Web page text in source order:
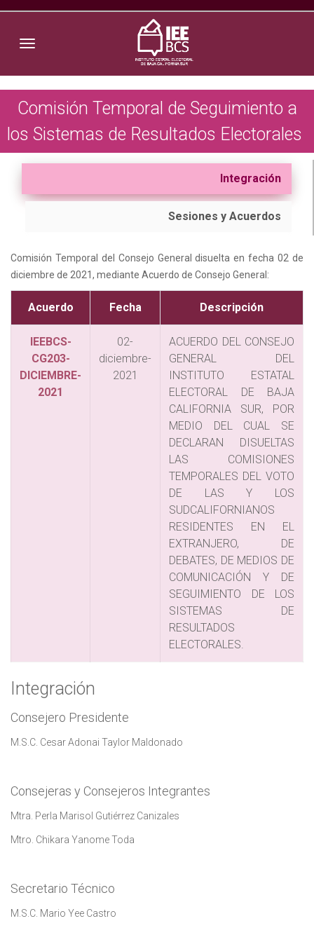
Toggle navigation
Comisión Temporal de Seguimiento a
los Sistemas de Resultados Electorales
Integración
Sesiones y Acuerdos
Comisión Temporal del Consejo General disuelta en fecha 02 de
diciembre de 2021, mediante Acuerdo de Consejo General:
Acuerdo Fecha Descripción
IEEBCS-
CG203-
DICIEMBRE-
2021
02-
diciembre-
2021
ACUERDO DEL CONSEJO
GENERAL DEL
INSTITUTO ESTATAL
ELECTORAL DE BAJA
CALIFORNIA SUR, POR
MEDIO DEL CUAL SE
DECLARAN DISUELTAS
LAS COMISIONES
TEMPORALES DEL VOTO
DE LAS Y LOS
SUDCALIFORNIANOS
RESIDENTES EN EL
EXTRANJERO, DE
DEBATES, DE MEDIOS DE
COMUNICACIÓN Y DE
SEGUIMIENTO DE LOS
SISTEMAS DE
RESULTADOS
ELECTORALES.
Integración
Consejero Presidente
M.S.C. Cesar Adonai Taylor Maldonado
Consejeras y Consejeros Integrantes
Mtra. Perla Marisol Gutiérrez Canizales
Mtro. Chikara Yanome Toda
​Secretario Técnico
M.S.C. Mario Yee Castro